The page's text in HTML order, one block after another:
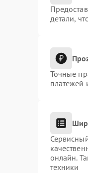
детали,
Точные
платежей
онлайн.
техники